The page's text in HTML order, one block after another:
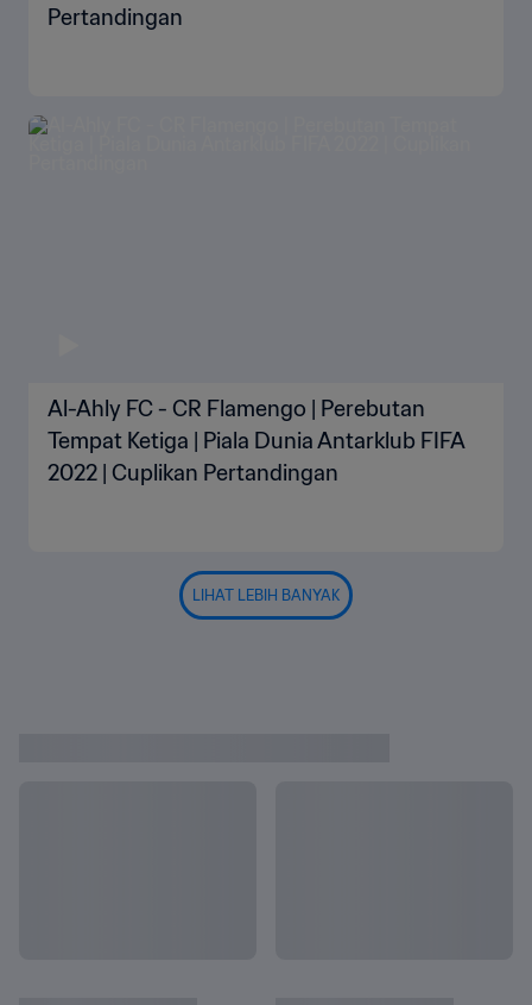
Pertandingan
Al-Ahly FC - CR Flamengo | Perebutan
Tempat Ketiga | Piala Dunia Antarklub FIFA
2022 | Cuplikan Pertandingan
LIHAT LEBIH BANYAK